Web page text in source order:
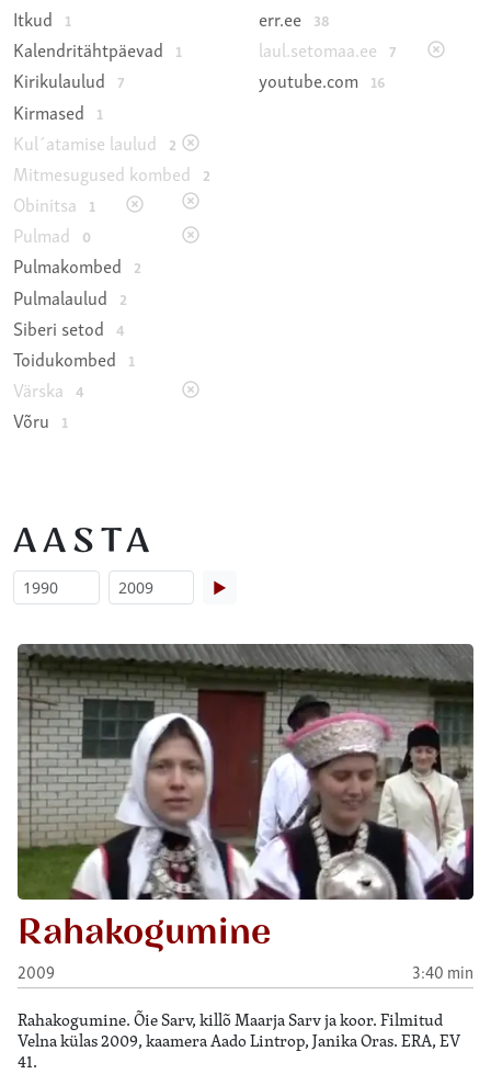
Itkud 1
Kalendritähtpäevad 1
Kirikulaulud 7
Kirmased 1
Kul´atamise laulud 2
Mitmesugused kombed 2
Obinitsa 1
Pulmad 0
Pulmakombed 2
Pulmalaulud 2
Siberi setod 4
Toidukombed 1
Värska 4
Võru 1
err.ee 38
laul.setomaa.ee 7
youtube.com 16
AASTA
▶
Rahakogumine
2009 3:40 min
Rahakogumine. Õie Sarv, killõ Maarja Sarv ja koor. Filmitud
Velna külas 2009, kaamera Aado Lintrop, Janika Oras. ERA, EV
41.